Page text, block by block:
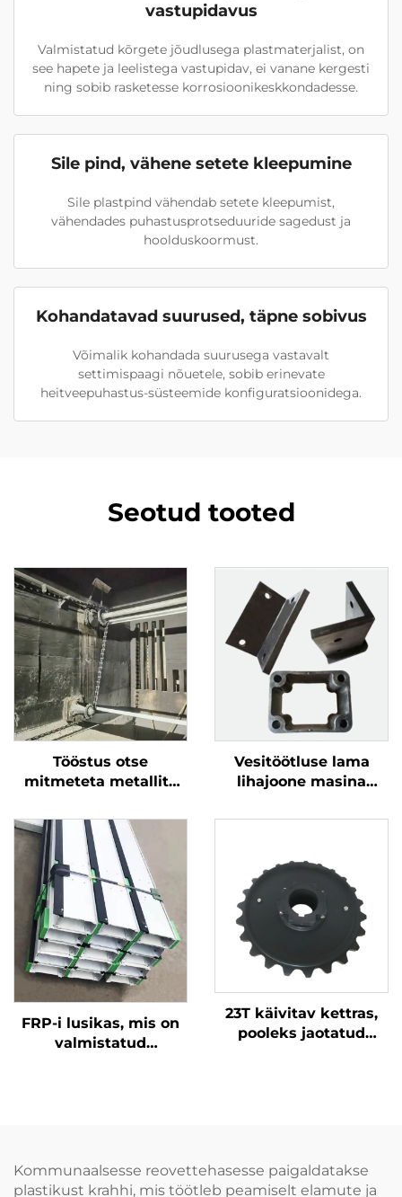
vastupidavus
Valmistatud kõrgete jõudlusega plastmaterjalist, on
see hapete ja leelistega vastupidav, ei vanane kergesti
ning sobib rasketesse korrosioonikeskkondadesse.
Sile pind, vähene setete kleepumine
Sile plastpind vähendab setete kleepumist,
vähendades puhastusprotseduuride sagedust ja
hoolduskoormust.
Kohandatavad suurused, täpne sobivus
Võimalik kohandada suurusega vastavalt
settimispaagi nõuetele, sobib erinevate
heitveepuhastus-süsteemide konfiguratsioonidega.
Seotud tooted
Tööstus otse
mitmeteta metallita
tehas kettamurdunud
Vesitöötluse lama
lihajoone masina
FRP-i lusikas, mis on
valmistatud
23T käivitav kettras,
pooleks jaotatud
Kommunaalsesse reovettehasesse paigaldatakse
plastikust krahhi, mis töötleb peamiselt elamute ja